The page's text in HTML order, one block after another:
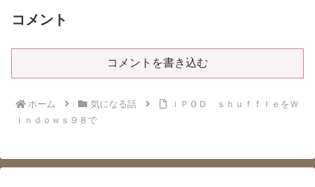
コメント
コメントを書き込む
ホーム 気になる話
ｉＰＯＤ ｓｈｕｆｆｌｅをＷ
ｉｎｄｏｗｓ９８で